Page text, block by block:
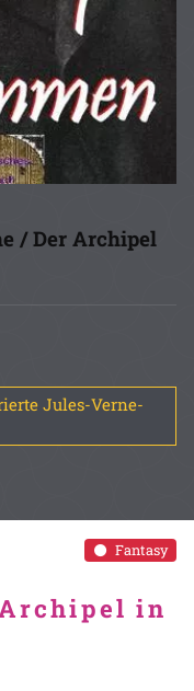
/ Der Archipel
Jules-Verne-
Fantasy
in